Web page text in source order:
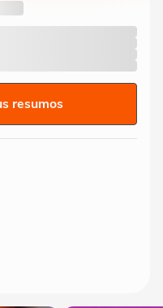
resumos